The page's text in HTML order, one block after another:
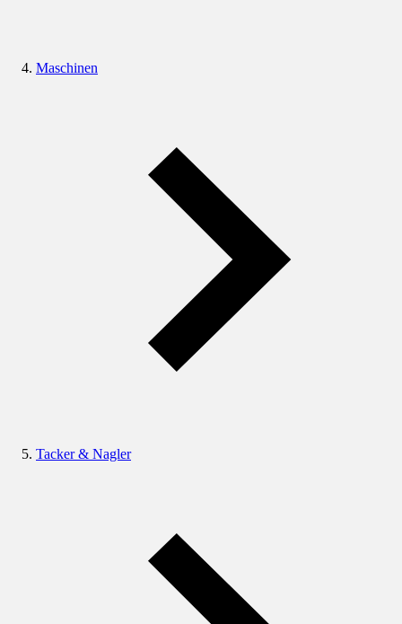
Maschinen
Tacker & Nagler